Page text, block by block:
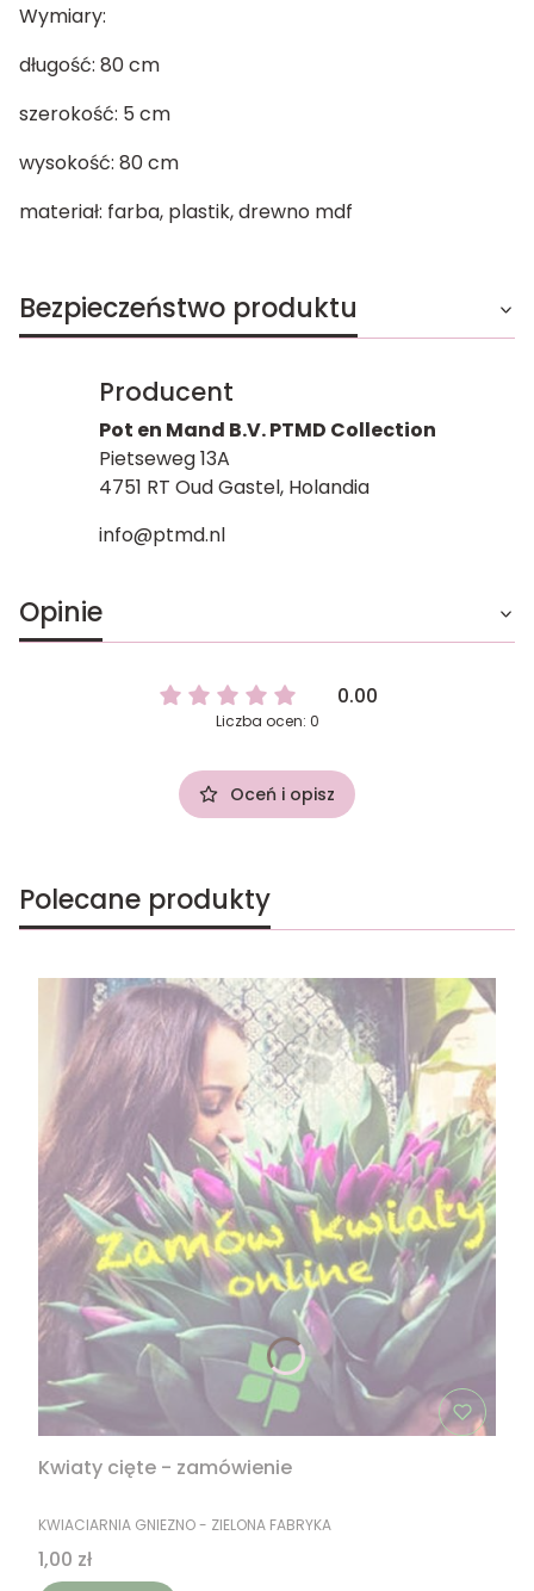
Wymiary:
długość: 80 cm
szerokość: 5 cm
wysokość: 80 cm
materiał: farba, plastik, drewno mdf
Bezpieczeństwo produktu
Producent
Pot en Mand B.V. PTMD Collection
Pietseweg 13A
4751 RT Oud Gastel, Holandia
info@ptmd.nl
Opinie
0.00
Liczba ocen: 0
Oceń i opisz
Polecane produkty
Kwiaty cięte - zamówienie
PRODUCENT
KWIACIARNIA GNIEZNO - ZIELONA FABRYKA
Cena
1,00 zł